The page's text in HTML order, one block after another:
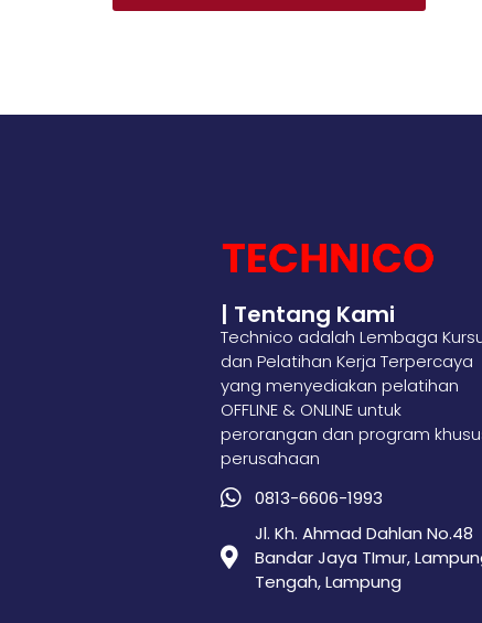
| Tentang Kami
Technico adalah Lembaga
dan Pelatihan Kerja Terpercaya
yang menyediakan pelatihan
OFFLINE & ONLINE untuk
perorangan dan program
perusahaan
0813-6606-1993
Jl. Kh. Ahmad Dahlan No.48
Bandar Jaya TImur,
Tengah, Lampung